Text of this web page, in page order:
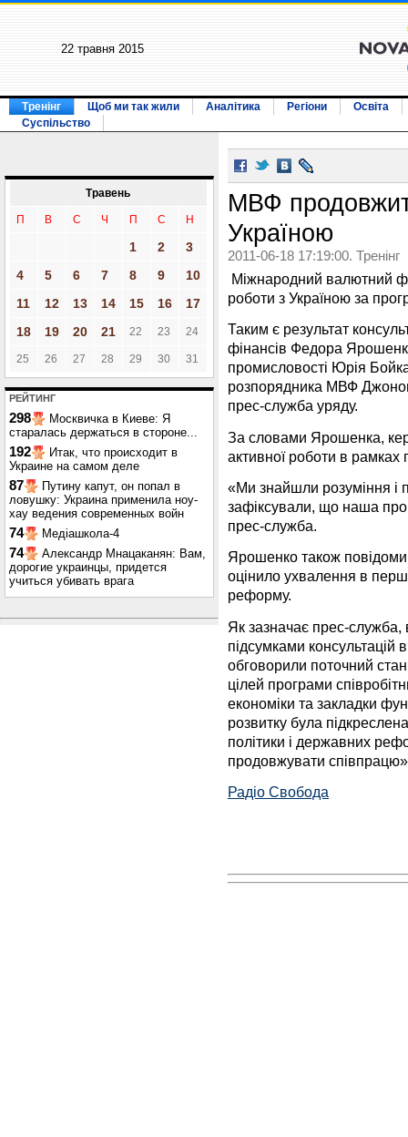
22 травня 2015
Тренінг Щоб ми так жили Аналітика Регіони
Освіта
Суспільство
Травень
П В С Ч П С Н
1 2
3
4
5 6 7 8 9
10
11
12 13 14 15 16
17
18
19 20 21 22 23 24
25 26 27 28 29 30 31
РЕЙТИНГ
298
Москвичка в Киеве: Я
старалась держаться в стороне...
192
Итак, что происходит в
Украине на самом деле
87
Путину капут, он попал в
ловушку: Украина применила ноу-
хау ведения современных войн
74 Медіашкола-4
74
Александр Мнацаканян: Вам,
дорогие украинцы, придется
учиться убивать врага
МВФ
Україною
2011-06-18 17:19:00. Тренінг
Міжнародний валютний
роботи з Україною за
Таким є результат
фінансів Федора Ярошенка
промисловості Юрія
розпорядника МВФ
прес-служба уряду.
За словами Ярошенка,
активної роботи в рамках
«Ми знайшли розуміння і
зафіксували, що наша
прес-служба.
Ярошенко також
оцінило ухвалення в
реформу.
Як зазначає прес-служба,
підсумками консультацій
обговорили поточний
цілей програми
економіки та закладки
розвитку була
політики і державних
продовжувати
Радіо Свобода